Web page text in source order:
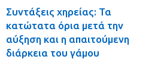
Συντάξεις χηρείας: Τα
κατώτατα όρια μετά την
αύξηση και η απαιτούμενη
διάρκεια του γάμου